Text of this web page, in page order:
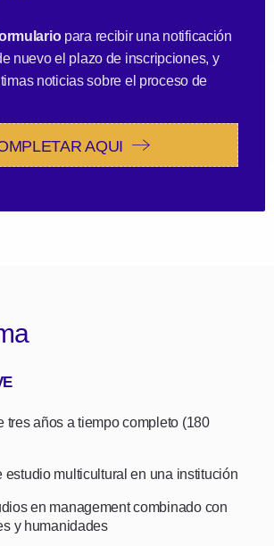
para recibir una notificación
nuevo el plazo de inscripciones, y
noticias sobre el proceso de
AQUI
tres años a tiempo completo (180
estudio multicultural en una institución
en management combinado con
y humanidades